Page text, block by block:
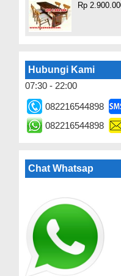
Rp
Hubungi Kami
07:30 - 22:00
082216544898
082216544898
Chat Whatsap